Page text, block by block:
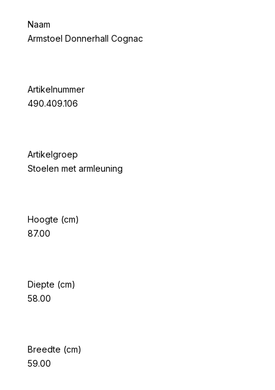
Naam
Armstoel Donnerhall Cognac
Artikelnummer
490.409.106
Artikelgroep
Stoelen met armleuning
Hoogte (cm)
87.00
Diepte (cm)
58.00
Breedte (cm)
59.00